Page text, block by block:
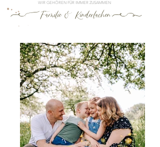
WIR GEHÖREN FÜR IMMER ZUSAMMEN
Familie & Kinderlachen